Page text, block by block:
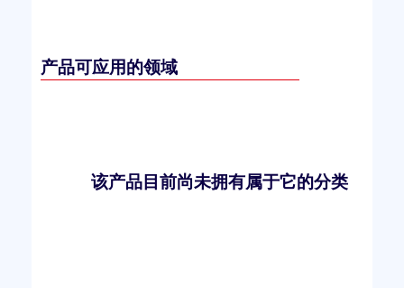
产品可应用的领域
该产品目前尚未拥有属于它的分类